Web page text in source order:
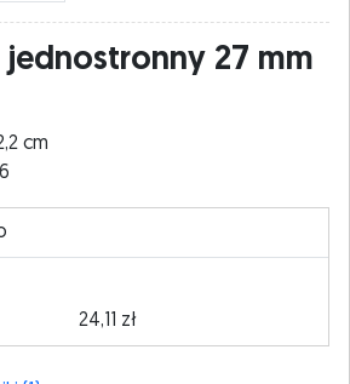
jednostronny 27 mm
cm
24,11 zł